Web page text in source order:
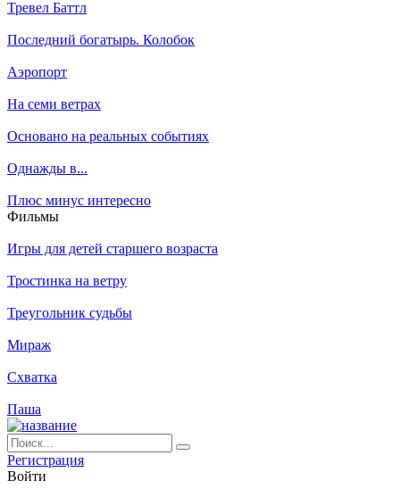
Тревел Баттл
Последний богатырь. Колобок
Аэропорт
На семи ветрах
Основано на реальных событиях
Однажды в...
Плюс минус интересно
Филь­мы
Игры для детей старшего возраста
Тростинка на ветру
Треугольник судьбы
Мираж
Схватка
Паша
Ре­ги­ст­ра­ция
Вой­ти